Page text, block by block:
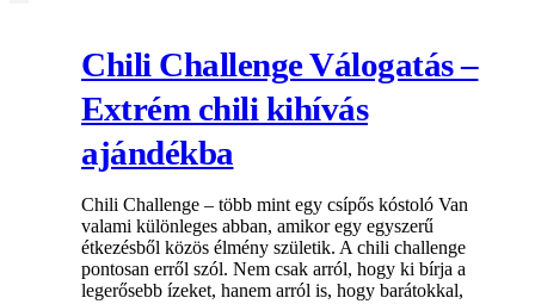
Chili Challenge Válogatás –
Extrém chili kihívás
ajándékba
Chili Challenge – több mint egy csípős kóstoló Van
valami különleges abban, amikor egy egyszerű
étkezésből közös élmény születik. A chili challenge
pontosan erről szól. Nem csak arról, hogy ki bírja a
legerősebb ízeket, hanem arról is, hogy barátokkal,